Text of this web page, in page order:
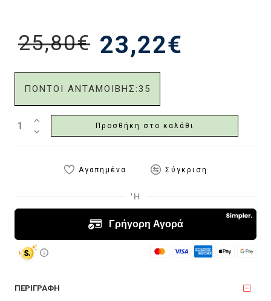
23,22€
25,80€
ΠΟΝΤΟΙ ΑΝΤΑΜΟΙΒΗΣ:35
Προσθήκη στο καλάθι
Αγαπημένα Σύγκριση
ΠΕΡΙΓΡΑΦΗ